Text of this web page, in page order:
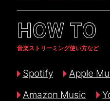
HOW TO
音楽ストリーミング使い方など
Spotify Apple
Amazon Music